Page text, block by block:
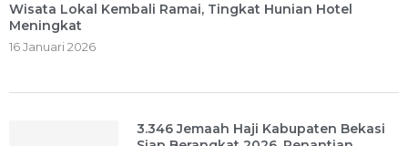
Wisata Lokal Kembali Ramai, Tingkat Hunian Hotel
Meningkat
16 Januari 2026
3.346 Jemaah Haji Kabupaten Bekasi